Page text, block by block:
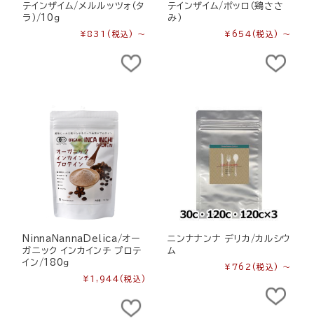
テインザイム/メルルッツォ（タ
ラ）/10ｇ
¥831 (税込) ～
テインザイム/ポッロ（鶏ささ
み）
¥654 (税込) ～
NinnaNannaDelica/オー
ガニック インカインチ プロテ
イン/180ｇ
¥1,944 (税込)
ニンナナンナ デリカ/カルシウ
ム
¥762 (税込) ～